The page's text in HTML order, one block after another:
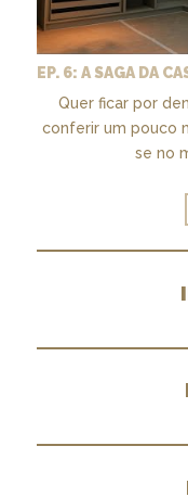
Quer ficar por
conferir um pouco
se no